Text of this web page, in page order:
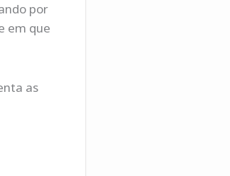
por
em que
as